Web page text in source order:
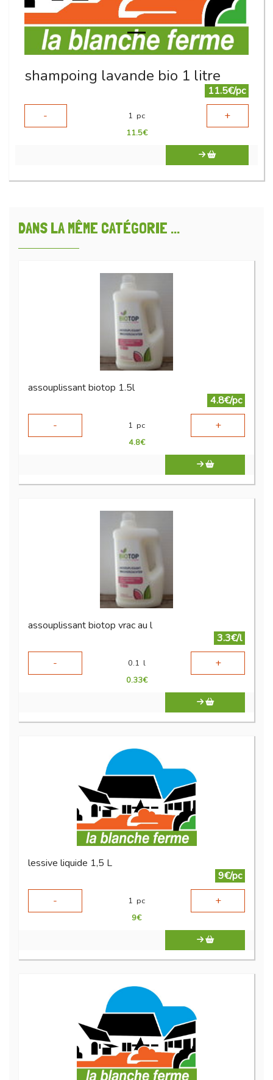
shampoing lavande bio 1 litre
11.5€/pc
-
1 pc +
11.5€
DANS LA MÊME CATÉGORIE ...
assouplissant biotop 1.5l
4.8€/pc
-
1 pc +
4.8€
assouplissant biotop vrac au l
3.3€/l
-
0.1 l +
0.33€
lessive liquide 1,5 L
9€/pc
-
1 pc +
9€